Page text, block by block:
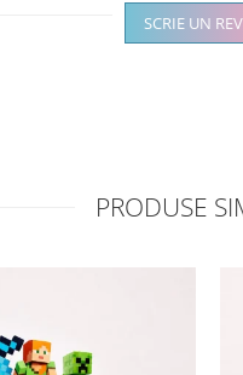
SCRIE UN
PRODUSE